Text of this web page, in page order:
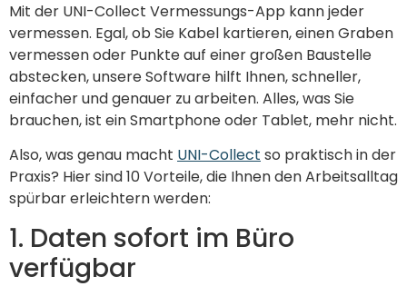
Mit der UNI-Collect Vermessungs-App kann jeder
vermessen. Egal, ob Sie Kabel kartieren, einen Graben
vermessen oder Punkte auf einer großen Baustelle
abstecken, unsere Software hilft Ihnen, schneller,
einfacher und genauer zu arbeiten. Alles, was Sie
brauchen, ist ein Smartphone oder Tablet, mehr nicht.
Also, was genau macht UNI-Collect so praktisch in der
Praxis? Hier sind 10 Vorteile, die Ihnen den Arbeitsalltag
spürbar erleichtern werden:
1. Daten sofort im Büro
verfügbar